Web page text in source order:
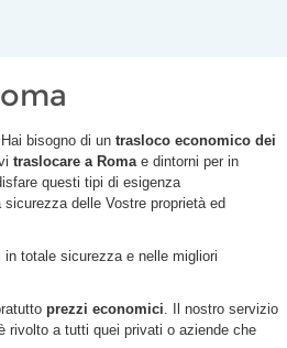
bisogno di un trasloco economico dei
traslocare a Romae dintorni per in
questi tipi di esigenza
delle Vostre proprietà ed
totale sicurezza e nelle migliori
prezzi economici. Il nostro servizio
rivolto a tutti quei privati o aziende che